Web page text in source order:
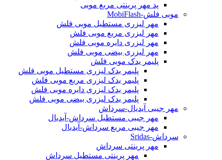
پد مهر پرینتی مربع موبی
موبی فلش-MobiFlash
مهر لیزری مستطیل موبی فلش
مهر لیزری مربع موبی فلش
مهر لیزری دایره موبی فلش
مهر لیزری بیضی موبی فلش
پلیمر یدک موبی فلش
پلیمر یدک لیزری مستطیل موبی فلش
پلیمر یدک لیزری مربع موبی فلش
پلیمر یدک لیزری دایره موبی فلش
پلیمر یدک لیزری بیضی موبی فلش
مهر جیبی آیدیال-سرداش
مهر جیبی مستطیل سرداش-آیدیال
مهر جیبی مربع سرداش-آیدیال
سرداش-Sridas
مهر پرینتی سرداش
مهر پرینتی مستطیل سرداش